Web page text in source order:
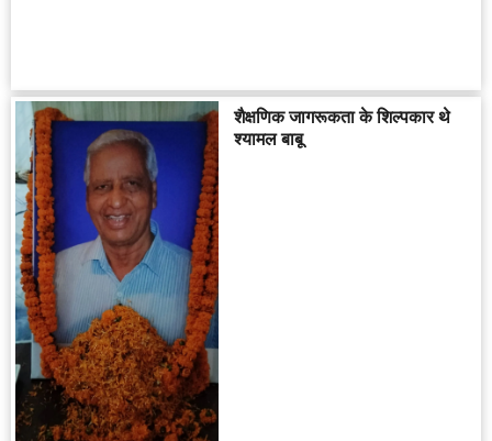
शैक्षणिक जागरूकता के शिल्पकार थे
श्यामल बाबू